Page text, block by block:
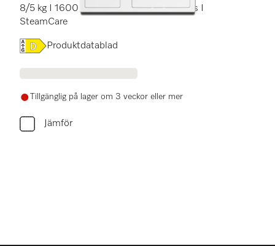
8/5 kg I 1600 v/min I M Touch I TwinDos I
SteamCare
Online Label Flag, Energimärkning
Produktdatablad
Tillgänglig på lager om 3 veckor eller mer
Jämför